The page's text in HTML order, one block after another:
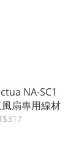
NA-SC1
扇專用線材